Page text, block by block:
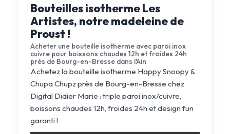
Bouteilles isotherme Les
Artistes, notre madeleine de
Proust !
Acheter une bouteille isotherme avec paroi inox
cuivre pour boissons chaudes 12h et froides 24h
près de Bourg-en-Bresse dans l'Ain
Achetez la bouteille isotherme Happy Snoopy &
Chupa Chupz près de Bourg-en-Bresse chez
Digital Didier Marie : triple paroi inox/cuivre,
boissons chaudes 12h, froides 24h et design fun
garanti !